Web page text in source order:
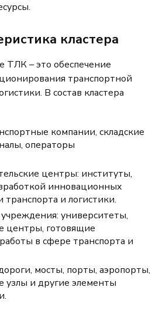
кластера
ТЛК – это обеспечение
транспортной
В состав кластера
компании, складские
операторы
центры: институты,
инновационных
и логистики.
университеты,
центры, готовящие
в сфере транспорта и
мосты, порты, аэропорты,
и другие элементы